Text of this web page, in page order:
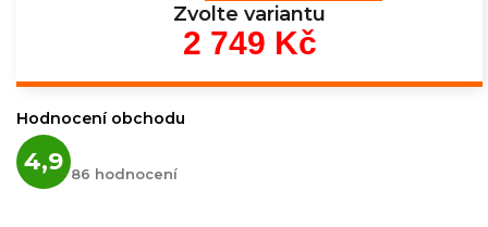
Zvolte variantu
2 749 KčMěrná
Hodnocení obchodu
4,9 hodnocení
obchodu
86 hodnocení